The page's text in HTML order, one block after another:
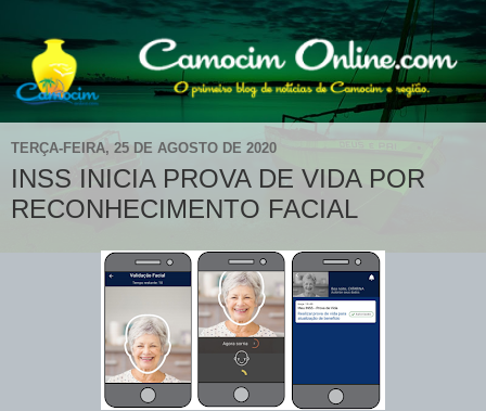
TERÇA-FEIRA, 25 DE AGOSTO DE 2020
INSS INICIA PROVA DE VIDA POR
RECONHECIMENTO FACIAL